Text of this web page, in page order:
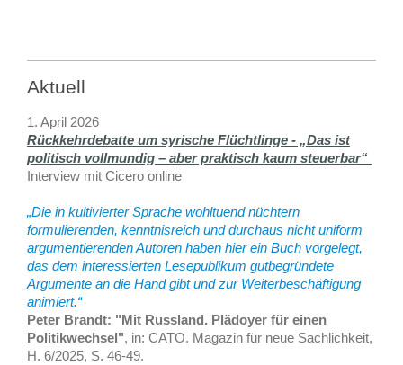
Aktuell
1. April 2026
Rückkehrdebatte um syrische Flüchtlinge - „Das ist
politisch vollmundig – aber praktisch kaum steuerbar“
Interview mit Cicero online
„Die in kultivierter Sprache wohltuend nüchtern
formulierenden, kenntnisreich und durchaus nicht uniform
argumentierenden Autoren haben hier ein Buch vorgelegt,
das dem interessierten Lesepublikum gutbegründete
Argumente an die Hand gibt und zur Weiterbeschäftigung
animiert.“
Peter Brandt: "Mit Russland. Plädoyer für einen
Politikwechsel", in: CATO. Magazin für neue Sachlichkeit,
H. 6/2025, S. 46-49.